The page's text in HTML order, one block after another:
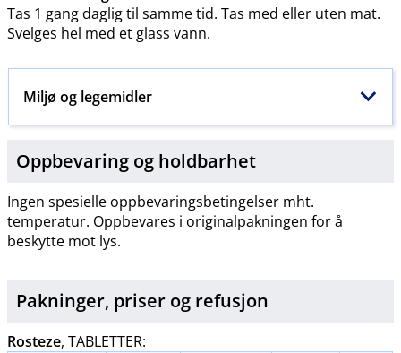
Tas 1 gang daglig til samme tid. Tas med eller uten mat.
Svelges hel med et glass vann.
Miljø og legemidler
Oppbevaring og holdbarhet
Ingen spesielle oppbevaringsbetingelser mht.
temperatur. Oppbevares i originalpakningen for å
beskytte mot lys.
Pakninger, priser og refusjon
Rosteze, TABLETTER: